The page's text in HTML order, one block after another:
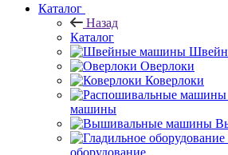
Каталог
Назад
Каталог
Оверлоки
Коверлоки
машины
оборудование